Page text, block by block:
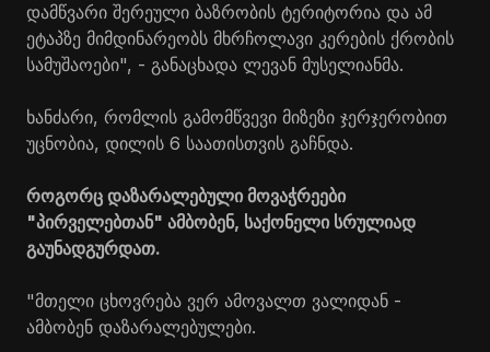
დამწვარი შერეული ბაზრობის ტერიტორია და ამ
ეტაპზე მიმდინარეობს მხრჩოლავი კერების ქრობის
სამუშაოები", - განაცხადა ლევან მუსელიანმა.
ხანძარი, რომლის გამომწვევი მიზეზი ჯერჯერობით
უცნობია, დილის 6 საათისთვის გაჩნდა.
როგორც დაზარალებული მოვაჭრეები
"პირველებთან" ამბობენ, საქონელი სრულიად
გაუნადგურდათ.
"მთელი ცხოვრება ვერ ამოვალთ ვალიდან -
ამბობენ დაზარალებულები.